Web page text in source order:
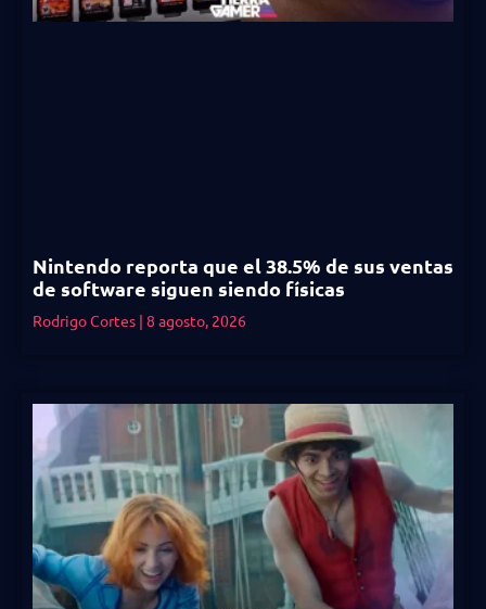
Nintendo reporta que el 38.5% de sus ventas
de software siguen siendo físicas
Rodrigo Cortes 8 agosto, 2026